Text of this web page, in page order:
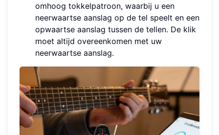
omhoog tokkelpatroon, waarbij u een
neerwaartse aanslag op de tel speelt en een
opwaartse aanslag tussen de tellen. De klik
moet altijd overeenkomen met uw
neerwaartse aanslag.